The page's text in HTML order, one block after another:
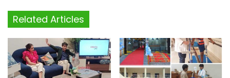
Related Articles